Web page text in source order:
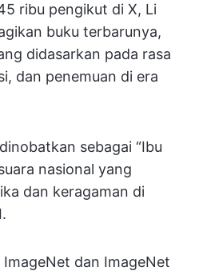
ribu pengikut di X, Li
buku terbarunya,
didasarkan pada rasa
dan penemuan di era
sebagai “Ibu
nasional yang
dan keragaman di
dan ImageNet